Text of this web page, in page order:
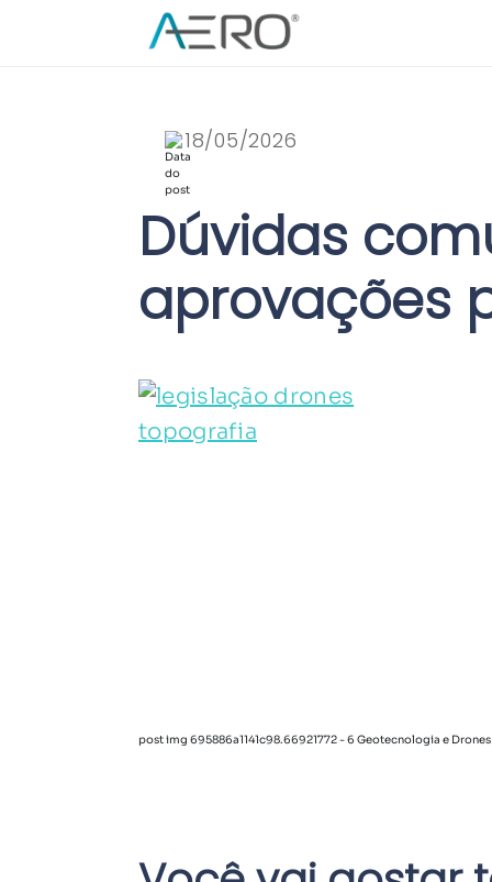
18/05/2026
Dúvidas
aprovações
post img 695886a1141c98.66921772 - 6 Geotecnologia e Drones